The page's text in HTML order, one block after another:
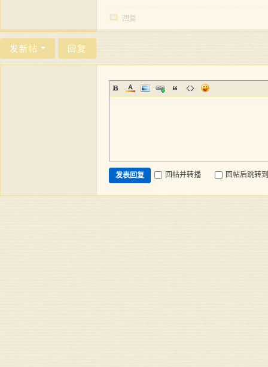
回复
发新帖 回复
发表回复 回帖并转播 回帖后跳转